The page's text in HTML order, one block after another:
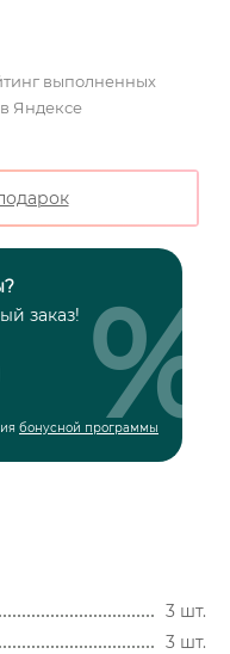
выполненных
Яндексе
заказ!
бонусной программы
%
3 шт.
3 шт.